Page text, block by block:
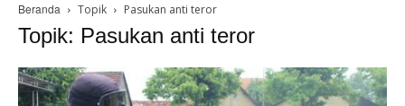
Beranda Topik Pasukan anti teror
Topik: Pasukan anti teror